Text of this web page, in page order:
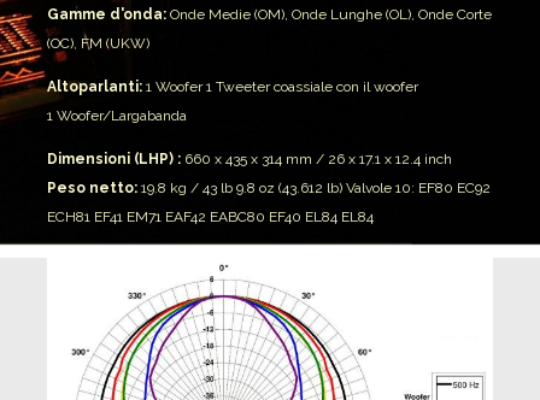
Gamme d'onda: Onde Medie (OM), Onde Lunghe (OL), Onde Corte
(OC), FM (UKW)
Altoparlanti: 1 Woofer 1 Tweeter coassiale con il woofer
1 Woofer/Largabanda
Dimensioni (LHP) : 660 x 435 x 314 mm / 26 x 17.1 x 12.4 inch
Peso netto: 19.8 kg / 43 lb 9.8 oz (43.612 lb) Valvole 10: EF80 EC92
ECH81 EF41 EM71 EAF42 EABC80 EF40 EL84 EL84